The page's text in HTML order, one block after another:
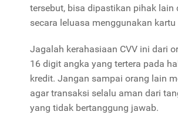
tersebut, bisa dipastikan pihak lain
secara leluasa menggunakan
Jagalah kerahasiaan CVV ini dari
16 digit angka yang tertera pada
kredit. Jangan sampai orang lain
agar transaksi selalu aman dari
yang tidak bertanggung jawab.